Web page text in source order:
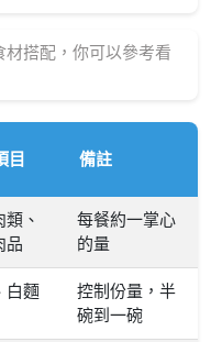
搭配，你可以參考看
目 備註
、
品
每餐約一掌心
的量
白麵
控制份量，半
碗到一碗